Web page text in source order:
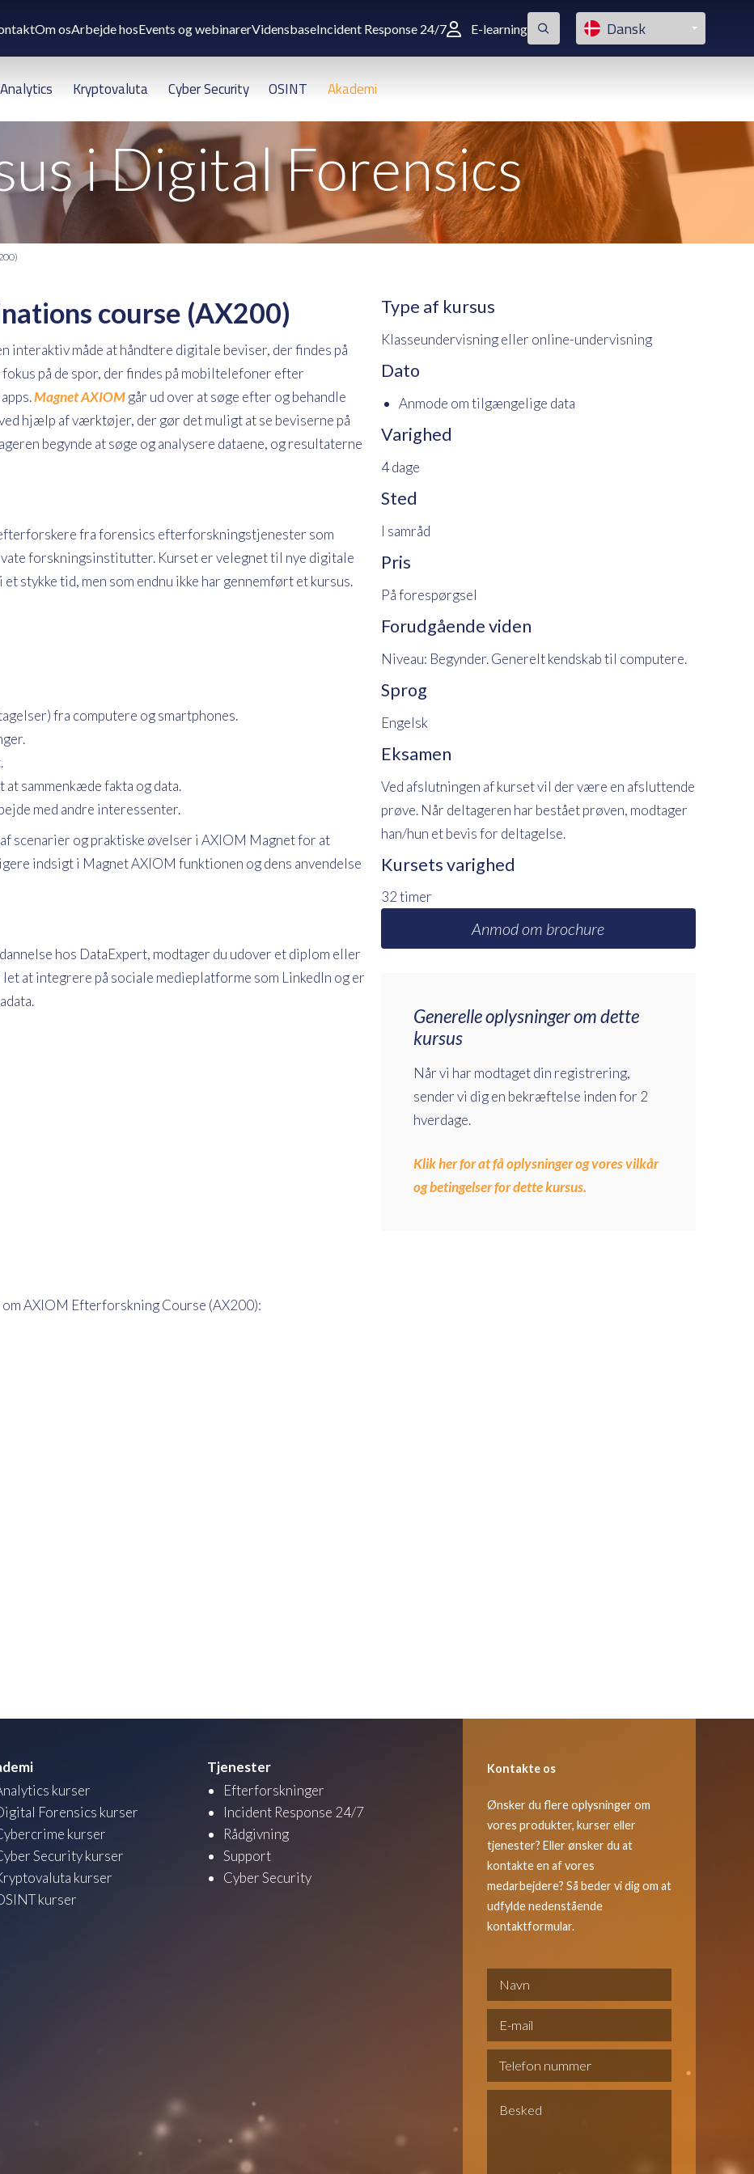
Om osArbejde hosEvents og webinarerVidensbaseIncident Response 24/7 E-learning Dansk
Analytics Kryptovaluta Cyber Security OSINT Akademi
i Digital Forensics
course (AX200)
interaktiv måde at håndtere digitale beviser, der findes på
på de spor, der findes på mobiltelefoner efter
Magnet AXIOMgår ud over at søge efter og behandle
hjælp af værktøjer, der gør det muligt at se beviserne på
begynde at søge og analysere dataene, og resultaterne
fra forensics efterforskningstjenester som
forskningsinstitutter. Kurset er velegnet til nye digitale
stykke tid, men som endnu ikke har gennemført et kursus.
fra computere og smartphones.
sammenkæde fakta og data.
med andre interessenter.
scenarier og praktiske øvelser i AXIOM Magnet for at
indsigt i Magnet AXIOM funktionen og dens anvendelse
hos DataExpert, modtager du udover et diplom eller
at integrere på sociale medieplatforme som LinkedIn og er
AXIOM Efterforskning Course (AX200):
Type af kursus
Klasseundervisning eller online-undervisning
Dato
Anmode om tilgængelige data
Varighed
4 dage
Sted
I samråd
Pris
På forespørgsel
Forudgående viden
Niveau: Begynder. Generelt kendskab til computere.
Sprog
Engelsk
Eksamen
Ved afslutningen af kurset vil der være en afsluttende
prøve. Når deltageren har bestået prøven, modtager
han/hun et bevis for deltagelse.
Kursets varighed
32 timer
Anmod om brochure
Generelle oplysninger om dette
kursus
Når vi har modtaget din registrering,
sender vi dig en bekræftelse inden for 2
hverdage.
Klik her for at få oplysninger og vores vilkår
og betingelser for dette kursus.
kurser
Forensics kurser
kurser
Security kurser
kurser
kurser
Tjenester
Efterforskninger
Incident Response 24/7
Rådgivning
Support
Cyber Security
Kontakte os
Ønsker du flere oplysninger om
vores produkter, kurser eller
tjenester? Eller ønsker du at
kontakte en af vores
medarbejdere? Så beder vi dig om at
udfylde nedenstående
kontaktformular.